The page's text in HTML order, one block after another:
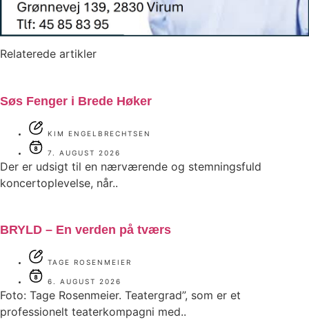
Relaterede artikler
Søs Fenger i Brede Høker
KIM ENGELBRECHTSEN
7. AUGUST 2026
Der er udsigt til en nærværende og stemningsfuld
koncertoplevelse, når..
BRYLD – En verden på tværs
TAGE ROSENMEIER
6. AUGUST 2026
Foto: Tage Rosenmeier. Teatergrad”, som er et
professionelt teaterkompagni med..